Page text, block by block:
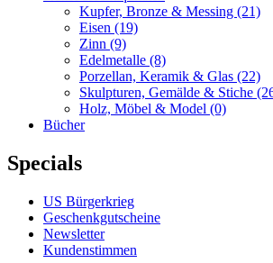
Kupfer, Bronze & Messing (21)
Eisen (19)
Zinn (9)
Edelmetalle (8)
Porzellan, Keramik & Glas (22)
Skulpturen, Gemälde & Stiche
Holz, Möbel & Model (0)
Bücher
Specials
US Bürgerkrieg
Geschenkgutscheine
Newsletter
Kundenstimmen